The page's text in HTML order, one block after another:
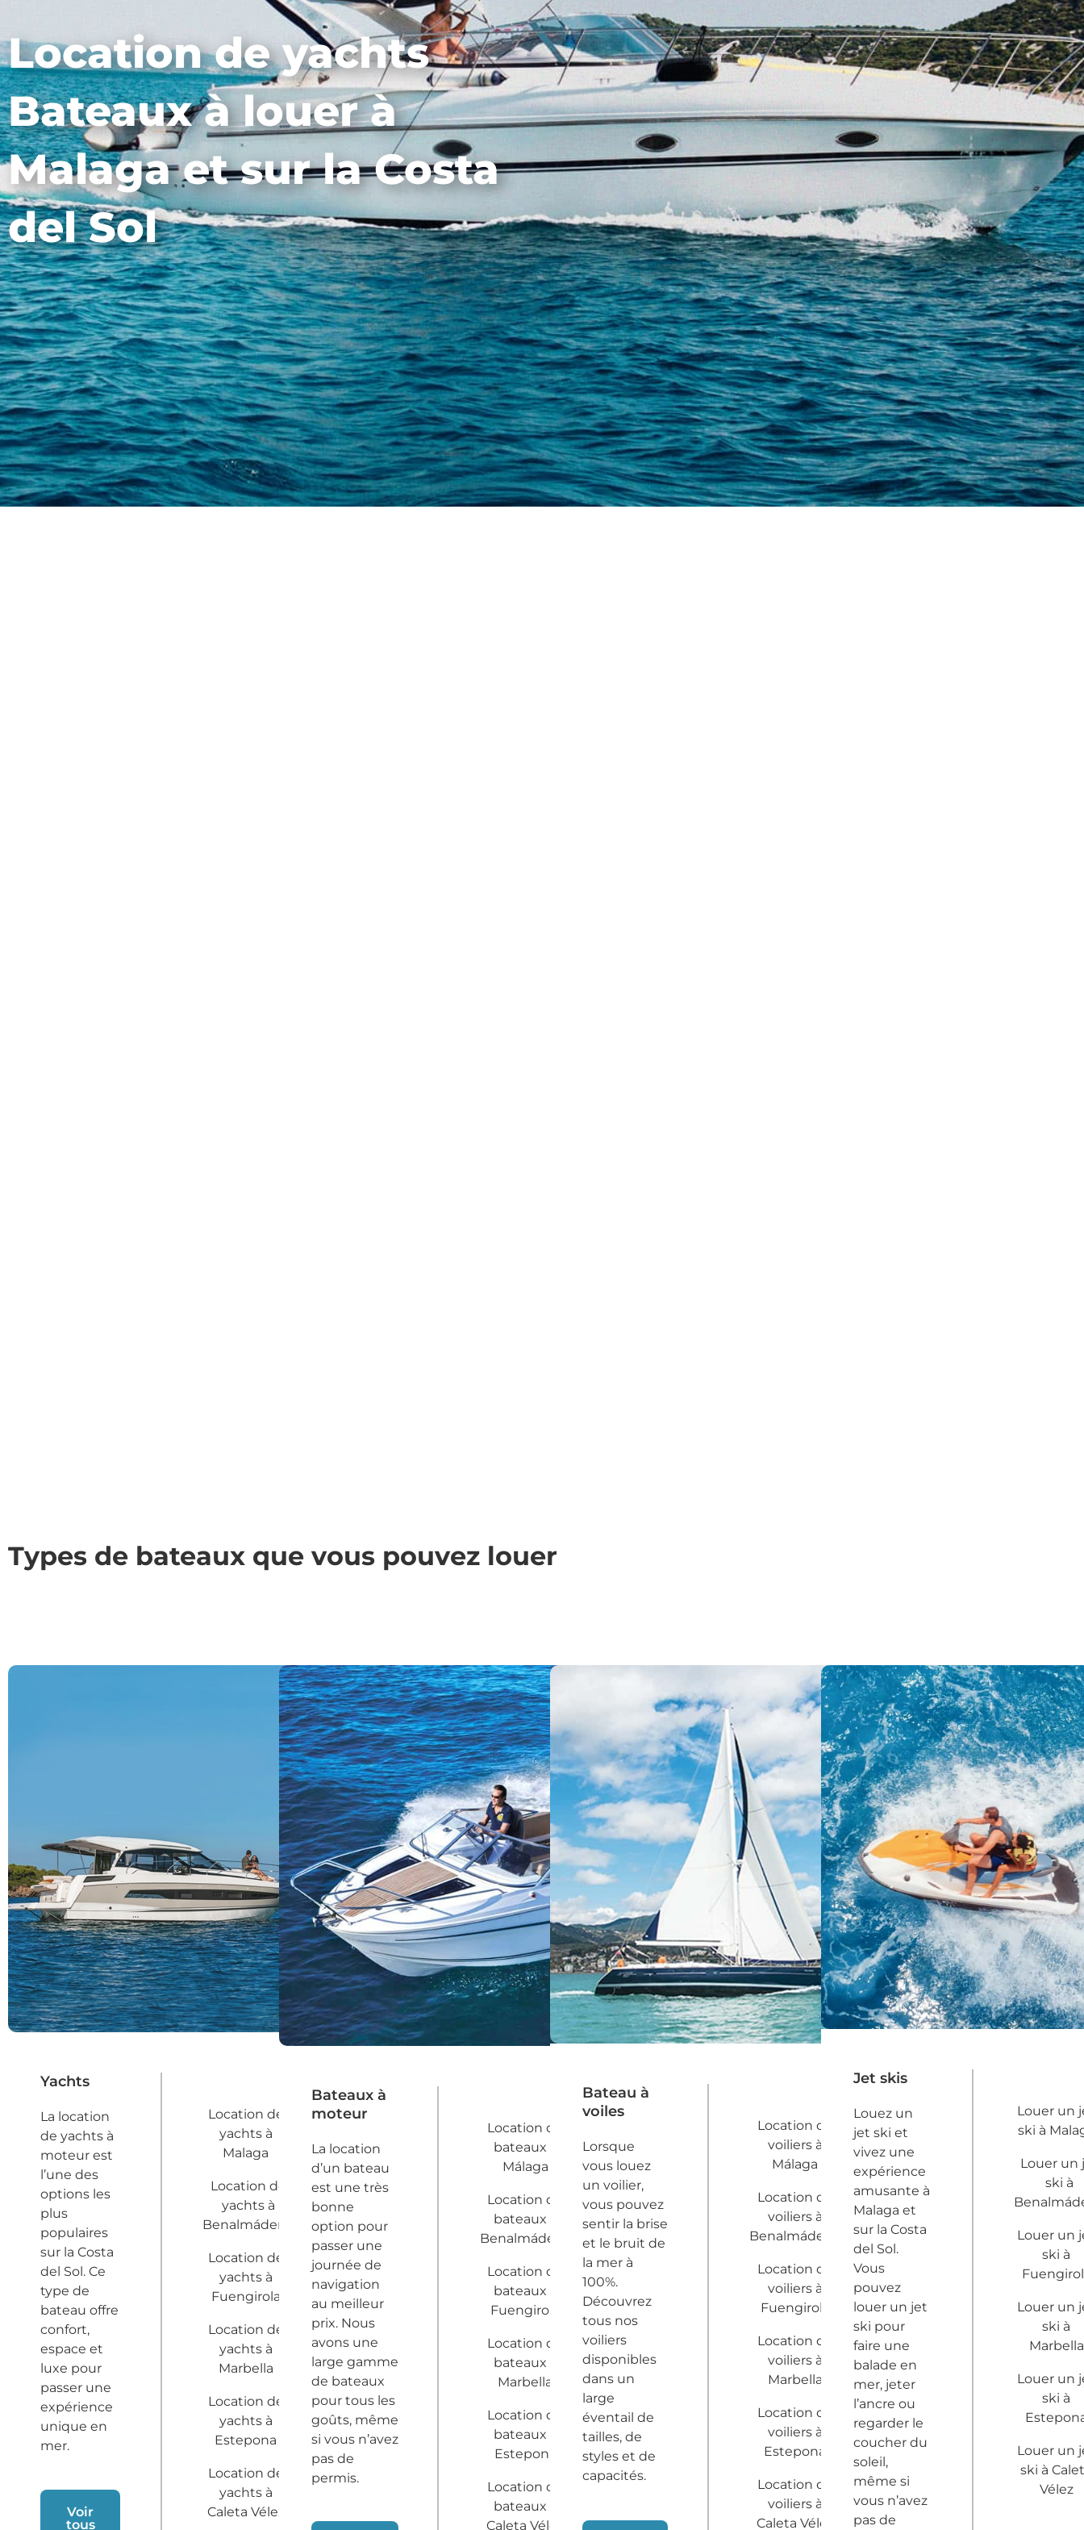
Location de yachts
Bateaux à louer à
Malaga et sur la Costa
del Sol
Types de bateaux que vous pouvez louer
Yachts
La location
de yachts à
moteur est
l’une des
options les
plus
populaires
sur la Costa
del Sol. Ce
type de
bateau offre
confort,
espace et
luxe pour
passer une
expérience
unique en
mer.
Voir
tous
Location de
yachts à
Malaga
Location de
yachts à
Benalmádena
Location de
yachts à
Fuengirola
Location de
yachts à
Marbella
Location de
yachts à
Estepona
Location de
yachts à
Caleta Vélez
Bateaux à
moteur
La location
d’un bateau
est une très
bonne
option pour
passer une
journée de
navigation
au meilleur
prix. Nous
avons une
large gamme
de bateaux
pour tous les
goûts, même
si vous n’avez
pas de
permis.
Location de
bateaux à
Málaga
Location de
bateaux à
Benalmádena
Location de
bateaux à
Fuengirola
Location de
bateaux à
Marbella
Location de
bateaux à
Estepona
Location de
bateaux à
Caleta Vélez
Bateau à
voiles
Lorsque
vous louez
un voilier,
vous pouvez
sentir la brise
et le bruit de
la mer à
100%.
Découvrez
tous nos
voiliers
disponibles
dans un
large
éventail de
tailles, de
styles et de
capacités.
Location de
voiliers à
Málaga
Location de
voiliers à
Benalmádena
Location de
voiliers à
Fuengirola
Location de
voiliers à
Marbella
Location de
voiliers à
Estepona
Location de
voiliers à
Caleta Vélez
Jet skis
Louez un
jet ski et
vivez une
expérience
amusante à
Malaga et
sur la Costa
del Sol.
Vous
pouvez
louer un jet
ski pour
faire une
balade en
mer, jeter
l’ancre ou
regarder le
coucher du
soleil,
même si
vous n’avez
pas de
Louer un
ski à
Louer un
ski à
Louer un
ski à
Louer un
ski à
Marbella
Louer un
ski à
Louer un
ski à
Vélez